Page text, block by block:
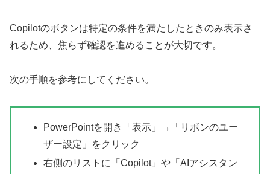
Copilotのボタンは特定の条件を満たしたときのみ表示さ
れるため、焦らず確認を進めることが大切です。
次の手順を参考にしてください。
PowerPointを開き「表示」→「リボンのユー
ザー設定」をクリック
右側のリストに「Copilot」や「AIアシスタン